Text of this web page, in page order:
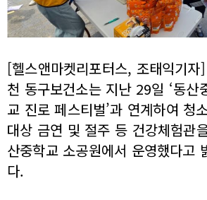
[헬스앤마켓리포터스, 조태익기자
천 동구보건소는 지난 29일 ‘동산
교 진로 페스티벌’과 연계하여 청
대상 금연 및 절주 등 건강체험관
산중학교 소공원에서 운영했다고
다.